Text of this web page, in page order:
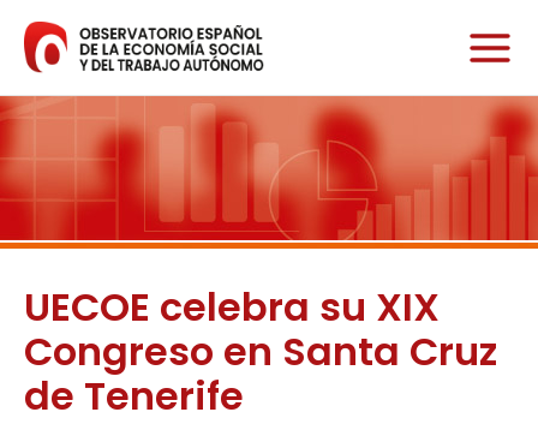
contenido
UECOE celebra su XIX
Congreso en Santa Cruz
de Tenerife